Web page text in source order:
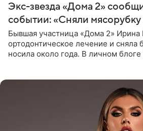
Экс-звезда «Дома 2»
событии: «Сняли мясорубку
Бывшая участница «Дома 2» Ирина
ортодонтическое лечение и сняла
носила около года. В личном блоге